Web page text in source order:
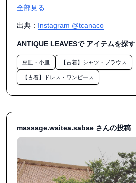
#鯖江市#誠市#掘り出しもの発見
#花器#ドライフラワー#こけし
全部見る
出典： Instagram @tcanaco
ANTIQUE LEAVESで アイテムを探す
豆皿・小皿 【古着】シャツ・ブラウス
【古着】ドレス・ワンピース
massage.waitea.sabae さんの投稿